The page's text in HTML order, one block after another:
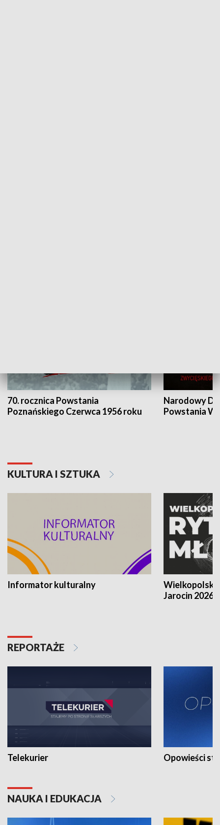
70. rocznica Powstania
Poznańskiego Czerwca 1956 roku
Narodowy
Powstania
KULTURA I SZTUKA
Informator kulturalny
Jarocin 2026
REPORTAŻE
Telekurier Opowieści
NAUKA I EDUKACJA